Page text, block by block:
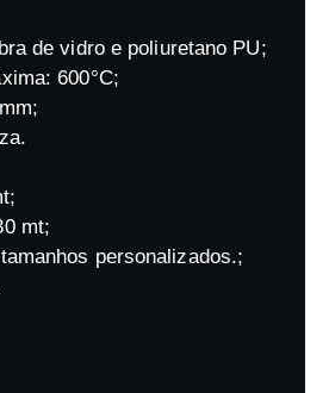
de vidro e poliuretano PU;
600°C;
mt;
personalizados.;